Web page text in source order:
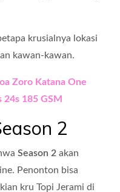
krusialnya lokasi
kawan-kawan.
Zoro Katana One
185 GSM
2
Season 2 akan
Penonton bisa
kru Topi Jerami di